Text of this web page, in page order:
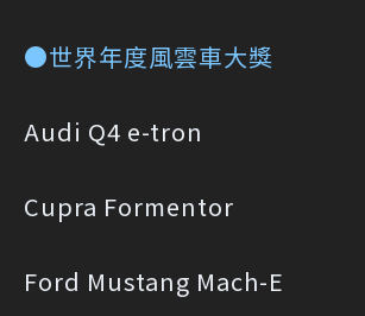
●世界年度風雲車大獎
Audi Q4 e-tron
Cupra Formentor
Ford Mustang Mach-E